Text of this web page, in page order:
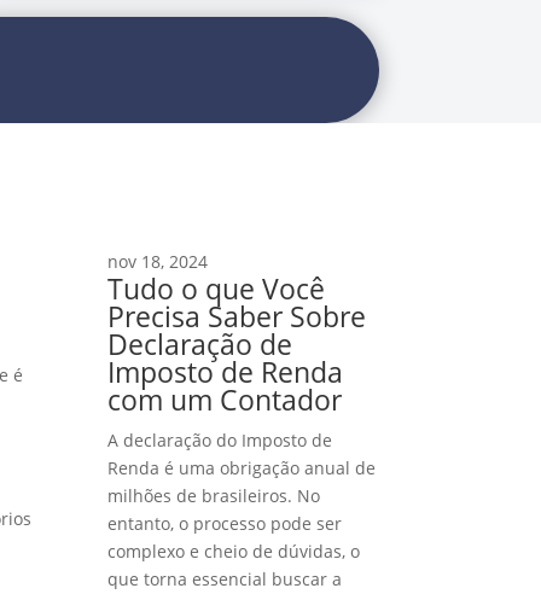
é
nov 18, 2024
Tudo o que Você
Precisa Saber Sobre
Declaração de
Imposto de Renda
com um Contador
A declaração do Imposto de
Renda é uma obrigação anual de
milhões de brasileiros. No
entanto, o processo pode ser
complexo e cheio de dúvidas, o
que torna essencial buscar a